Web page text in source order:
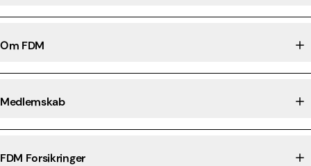
Om FDM
Medlemskab
FDM Forsikringer